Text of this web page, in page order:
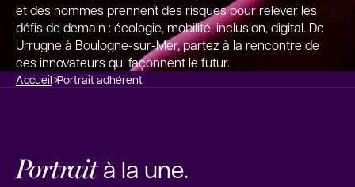
et des hommes prennent des risques pour relever les
défis de demain : écologie, mobilité, inclusion, digital. De
Urrugne à Boulogne-sur-Mer, partez à la rencontre de
ces innovateurs qui façonnent le futur.
Accueil Portrait adhérent
Portraità la une.